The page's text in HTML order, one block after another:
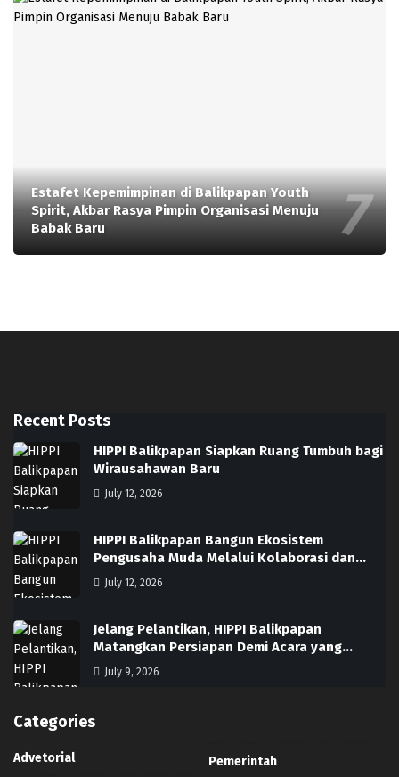
Estafet Kepemimpinan di Balikpapan Youth
Spirit, Akbar Rasya Pimpin Organisasi Menuju
Babak Baru
Recent Posts
HIPPI Balikpapan Siapkan Ruang Tumbuh bagi
Wirausahawan Baru
July 12, 2026
HIPPI Balikpapan Bangun Ekosistem
Pengusaha Muda Melalui Kolaborasi dan…
July 12, 2026
Jelang Pelantikan, HIPPI Balikpapan
Matangkan Persiapan Demi Acara yang…
July 9, 2026
Categories
Advetorial Pemerintah